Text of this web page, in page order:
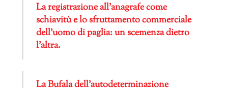
La registrazione all’anagrafe come
schiavitù e lo sfruttamento commerciale
dell’uomo di paglia: un scemenza dietro
l’altra.
La Bufala dell’autodeterminazione